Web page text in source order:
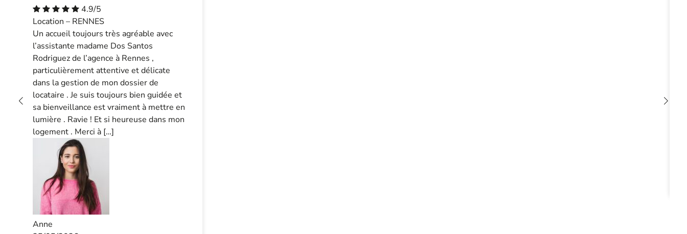
4.9/5
Location – RENNES
Un accueil toujours très agréable avec
l’assistante madame Dos Santos
Rodriguez de l’agence à Rennes ,
particulièrement attentive et délicate
dans la gestion de mon dossier de
locataire . Je suis toujours bien guidée et
sa bienveillance est vraiment à mettre en
lumière . Ravie ! Et si heureuse dans mon
logement . Merci à […]
Anne